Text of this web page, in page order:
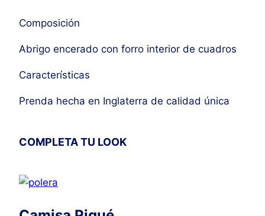
Composición
Abrigo encerado con forro interior de cuadros
Características
Prenda hecha en Inglaterra de calidad única
COMPLETA TU LOOK